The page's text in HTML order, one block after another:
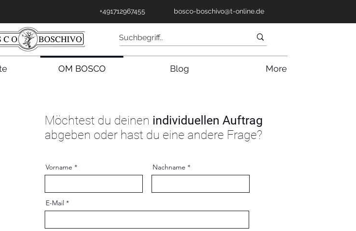
+491712967455 bosco-boschivo@t-online.de
OM BOSCO Blog More
Möchtest du deinen individuellen Auftrag
abgeben oder hast du eine andere Frage?
Vorname Nachname
E-Mail